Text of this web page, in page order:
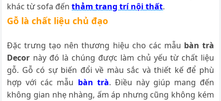
khác từ sofa đếnthảm trang trí nội thất.
Gỗ là chất liệu chủ đạo
Đặc trưng tạo nên thương hiệu cho các mẫu bàn trà
Decor này đó là chúng được làm chủ yếu từ chất liệu
gỗ. Gỗ có sự biến đổi về màu sắc và thiết kế để phù
hợp với các mẫu bàn trà. Điều này giúp mang đến
không gian nhẹ nhàng, ấm áp nhưng cũng không kém